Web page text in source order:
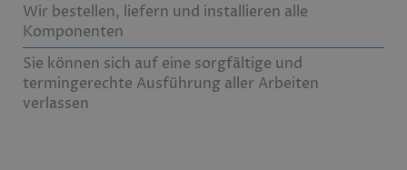
Wir bestellen, liefern und installieren alle
Komponenten
Sie können sich auf eine sorgfältige und
termingerechte Ausführung aller Arbeiten
verlassen